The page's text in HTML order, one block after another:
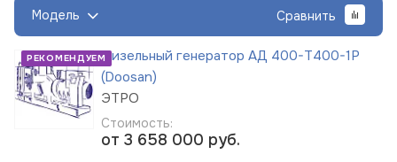
Модель Сравнить
РЕКОМЕНДУЕМДизельный генератор АД 400-Т400-1Р
(Doosan)
ЭТРО
Стоимость:
от 3 658 000 руб.